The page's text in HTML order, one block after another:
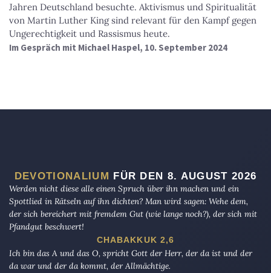
Jahren Deutschland besuchte. Aktivismus und Spiritualität
von Martin Luther King sind relevant für den Kampf gegen
Ungerechtigkeit und Rassismus heute.
Im Gespräch mit Michael Haspel, 10. September 2024
DEVOTIONALIUM FÜR DEN 8. AUGUST 2026
Werden nicht diese alle einen Spruch über ihn machen und ein
Spottlied in Rätseln auf ihn dichten? Man wird sagen: Wehe dem,
der sich bereichert mit fremdem Gut (wie lange noch?), der sich mit
Pfandgut beschwert!
CHABAKKUK 2,6
Ich bin das A und das O, spricht Gott der Herr, der da ist und der
da war und der da kommt, der Allmächtige.